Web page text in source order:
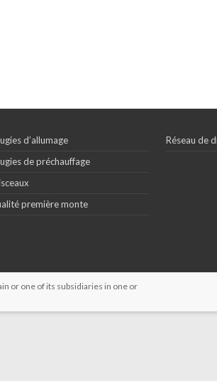
d’allumage
de préchauffage
première monte
Réseau de
or one of its subsidiaries in one or